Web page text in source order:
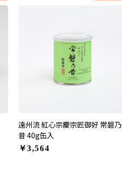
遠州流 紅心宗慶宗匠御好 常磐乃
昔 40g缶入
￥3,564